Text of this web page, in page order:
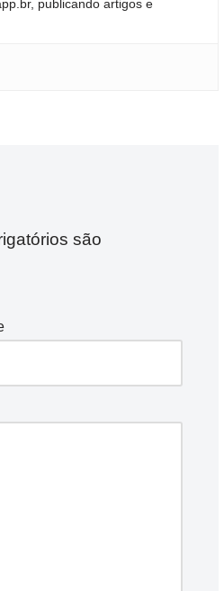
publicando artigos e
são